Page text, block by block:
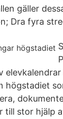
gäller
Dra fyra
högstadiet
till stor hjälp